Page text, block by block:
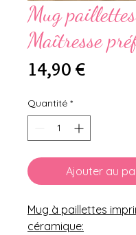
Mug
Maîtresse
14,90 €Prix
Quantité *
Ajouter au
Mug à paillettes
céramique: